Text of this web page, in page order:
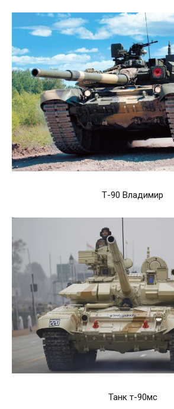
Т-90 Владимир
Танк т-90мс